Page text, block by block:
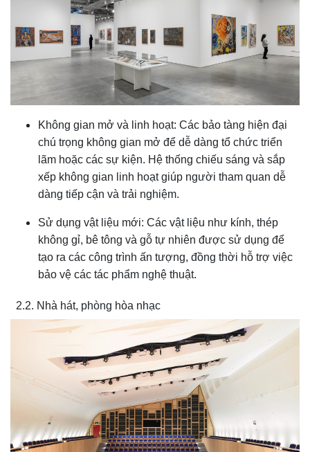
Không gian mở và linh hoạt: Các bảo tàng hiện đại
chú trọng không gian mở để dễ dàng tổ chức triển
lãm hoặc các sự kiện. Hệ thống chiếu sáng và sắp
xếp không gian linh hoạt giúp người tham quan dễ
dàng tiếp cận và trải nghiệm.
Sử dụng vật liệu mới: Các vật liệu như kính, thép
không gỉ, bê tông và gỗ tự nhiên được sử dụng để
tạo ra các công trình ấn tượng, đồng thời hỗ trợ việc
bảo vệ các tác phẩm nghệ thuật.
2.2. Nhà hát, phòng hòa nhạc